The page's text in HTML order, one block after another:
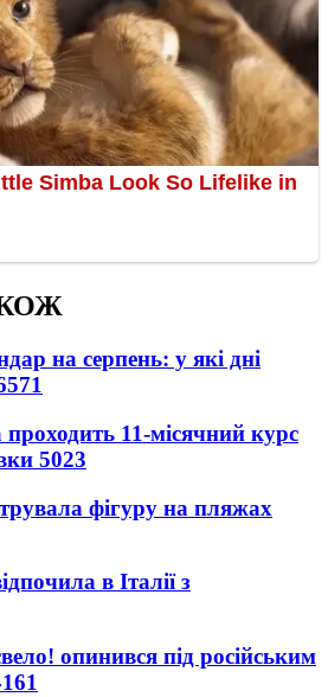
на серпень: у які дні
11-місячний курс
5023
фігуру на пляжах
в Італії з
опинився під російським